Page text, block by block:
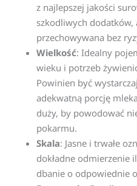
z najlepszej jakości
szkodliwych dodatków,
przechowywana bez
Wielkość: Idealny
wieku i potrzeb
Powinien być
adekwatną porcję
duży, by powodować
pokarmu.
Skala: Jasne i trwałe
dokładne odmierzenie
dbanie o odpowiednie